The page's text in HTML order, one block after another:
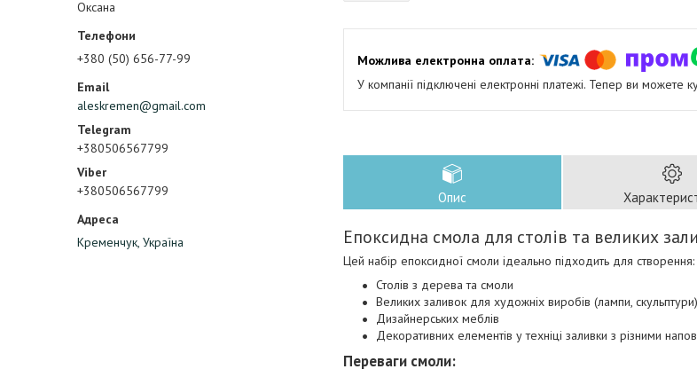
Оксана
+380 (50) 656-77-99
aleskremen@gmail.com
+380506567799
+380506567799
Кременчук, Україна
У компанії підключені електронні платежі. Тепер ви можете
Опис
Епоксидна смола для столів та великих
Цей набір епоксидної смоли ідеально підходить для створення:
Столів з дерева та смоли
Великих заливок для художніх виробів (лампи, скульптури)
Дизайнерських меблів
Декоративних елементів у техніці заливки з різними
Переваги смоли: